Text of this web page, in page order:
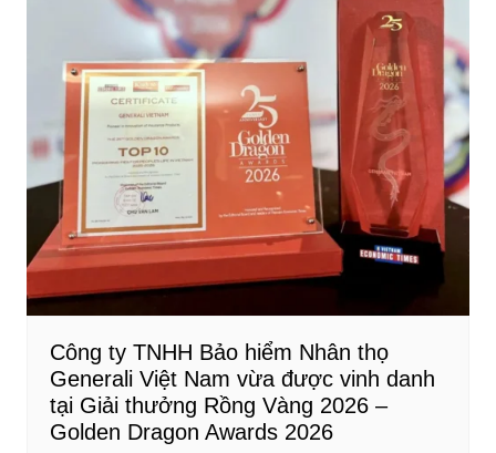
Công ty TNHH Bảo hiểm Nhân thọ
Generali Việt Nam vừa được vinh danh
tại Giải thưởng Rồng Vàng 2026 –
Golden Dragon Awards 2026